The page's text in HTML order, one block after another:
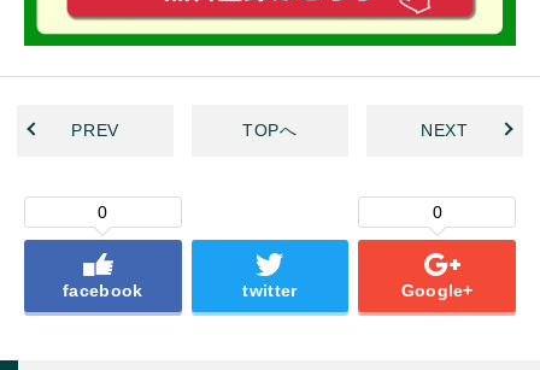
PREV TOPへ NEXT
0
facebook twitter
0
Google+